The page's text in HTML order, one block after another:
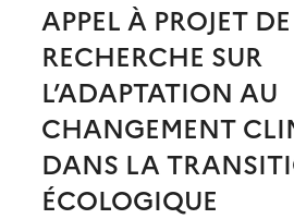
APPEL À PROJET DE
RECHERCHE SUR
L’ADAPTATION AU
CHANGEMENT
DANS LA
ÉCOLOGIQUE